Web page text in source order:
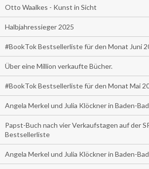
Otto Waalkes - Kunst in Sicht
Halbjahressieger 2025
#BookTok Bestsellerliste für den Monat Juni
Über eine Million verkaufte Bücher.
#BookTok Bestsellerliste für den Monat Mai
Angela Merkel und Julia Klöckner in Baden-
Papst-Buch nach vier Verkaufstagen auf der
Bestsellerliste
Angela Merkel und Julia Klöckner in Baden-